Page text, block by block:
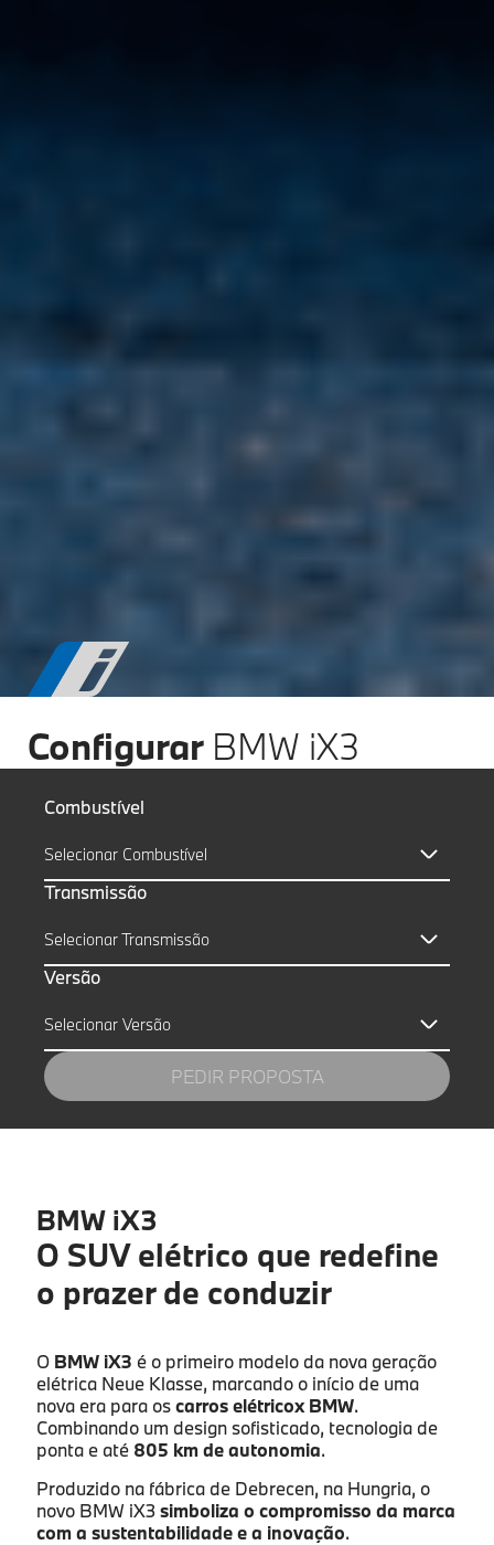
Configurar BMW iX3
Combustível
Selecionar Combustível
Transmissão
Selecionar Transmissão
Versão
Selecionar Versão
PEDIR PROPOSTA
Nome próprio*
Endereço de e-mail*
Contacto telefónico*
BMW iX3
O SUV elétrico que redefine
o prazer de conduzir
O BMW iX3 é o primeiro modelo da nova geração
elétrica Neue Klasse, marcando o início de uma
nova era para oscarros elétricox BMW.
Combinando um design sofisticado, tecnologia de
ponta e até 805 km de autonomia.
Produzido na fábrica de Debrecen, na Hungria, o
novo BMW iX3simboliza o compromisso da marca
com a sustentabilidade e a inovação.